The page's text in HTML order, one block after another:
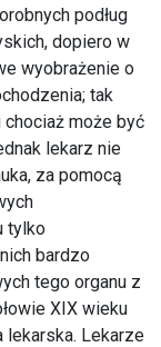
podług
dopiero w
wyobrażenie o
tak
może być
lekarz nie
za pomocą
tylko
bardzo
tego organu z
XIX wieku
lekarska. Lekarze